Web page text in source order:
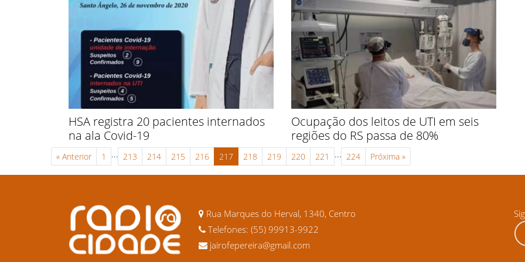
HSA registra 20 pacientes internados
na ala Covid-19
Ocupação dos leitos de UTI em seis
regiões do RS passa de 80%
« Anterior 1 ... 213 214 215 216 217 218 219 220 221 ... 224 Próxima »
Rua Marques do Herval, 1340, Centro
Telefones: (55) 99913-9922
jairofepereira@gmail.com